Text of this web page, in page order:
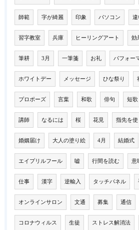
師範 字が綺麗 印象 パソコン 違
習字教室 兵庫 ヒーリングアート 効
筆耕 3月 一筆箋 お礼 パフォー
ホワイトデー メッセージ ひな祭り
プロポーズ 言葉 和歌 俳句 短歌
講師 なるには 桜 花見 指先を使
婚姻届け 大人の塗り絵 4月 結婚式
エイプリルフール 嘘 行間を読む 意
仕事 漢字 逆輸入 タッチパネル
オンラインサロン 文通 募集 通信
コロナウィルス 生徒 ストレス解消法